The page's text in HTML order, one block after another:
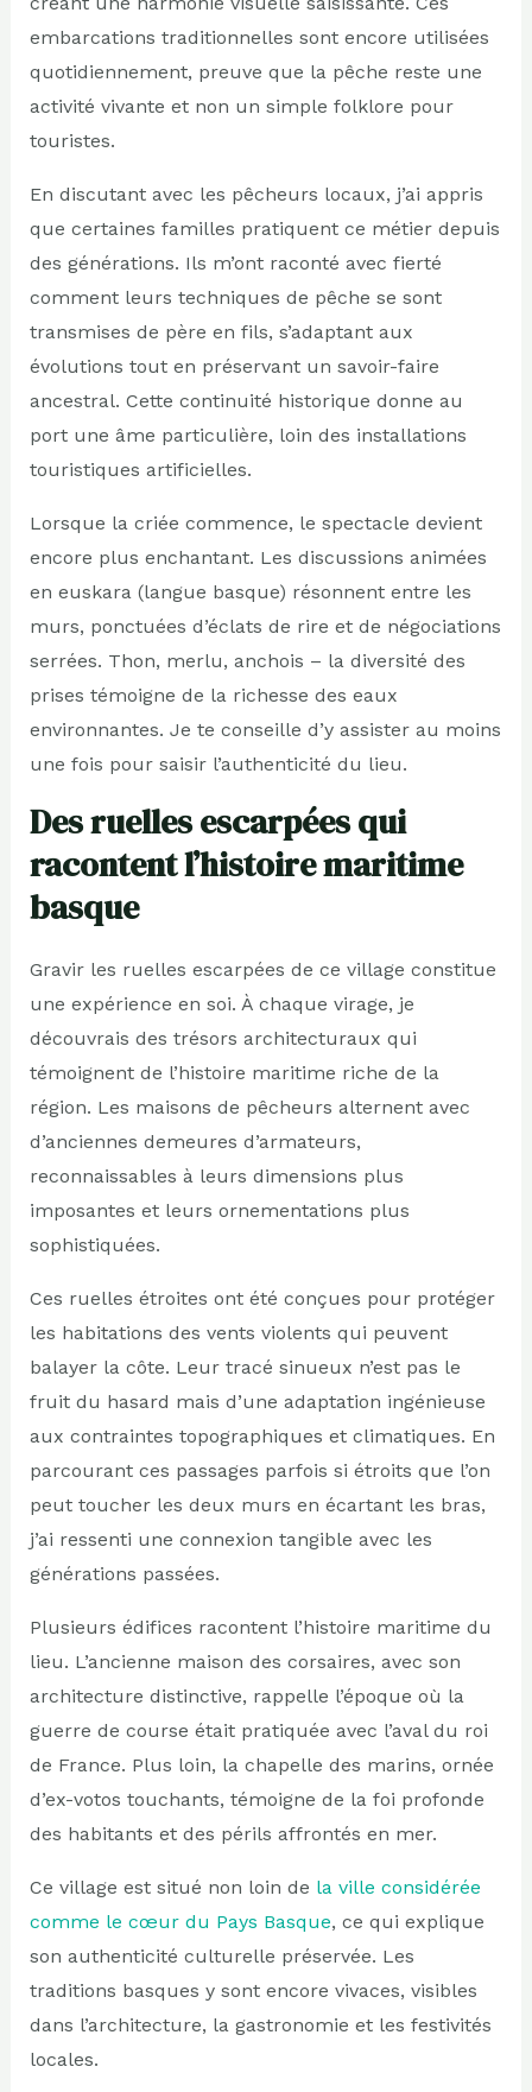
embarcations traditionnelles sont encore utilisées
quotidiennement, preuve que la pêche reste une
activité vivante et non un simple folklore pour
touristes.
En discutant avec les pêcheurs locaux, j’ai appris
que certaines familles pratiquent ce métier depuis
des générations. Ils m’ont raconté avec fierté
comment leurs techniques de pêche se sont
transmises de père en fils, s’adaptant aux
évolutions tout en préservant un savoir-faire
ancestral. Cette continuité historique donne au
port une âme particulière, loin des installations
touristiques artificielles.
Lorsque la criée commence, le spectacle devient
encore plus enchantant. Les discussions animées
en euskara (langue basque) résonnent entre les
murs, ponctuées d’éclats de rire et de négociations
serrées. Thon, merlu, anchois – la diversité des
prises témoigne de la richesse des eaux
environnantes. Je te conseille d’y assister au moins
une fois pour saisir l’authenticité du lieu.
Des ruelles escarpées qui
racontent l’histoire maritime
basque
Gravir les ruelles escarpées de ce village constitue
une expérience en soi. À chaque virage, je
découvrais des trésors architecturaux qui
témoignent de l’histoire maritime riche de la
région. Les maisons de pêcheurs alternent avec
d’anciennes demeures d’armateurs,
reconnaissables à leurs dimensions plus
imposantes et leurs ornementations plus
sophistiquées.
Ces ruelles étroites ont été conçues pour protéger
les habitations des vents violents qui peuvent
balayer la côte. Leur tracé sinueux n’est pas le
fruit du hasard mais d’une adaptation ingénieuse
aux contraintes topographiques et climatiques. En
parcourant ces passages parfois si étroits que l’on
peut toucher les deux murs en écartant les bras,
j’ai ressenti une connexion tangible avec les
générations passées.
Plusieurs édifices racontent l’histoire maritime du
lieu. L’ancienne maison des corsaires, avec son
architecture distinctive, rappelle l’époque où la
guerre de course était pratiquée avec l’aval du roi
de France. Plus loin, la chapelle des marins, ornée
d’ex-votos touchants, témoigne de la foi profonde
des habitants et des périls affrontés en mer.
Ce village est situé non loin de la ville considérée
comme le cœur du Pays Basque, ce qui explique
son authenticité culturelle préservée. Les
traditions basques y sont encore vivaces, visibles
dans l’architecture, la gastronomie et les festivités
locales.